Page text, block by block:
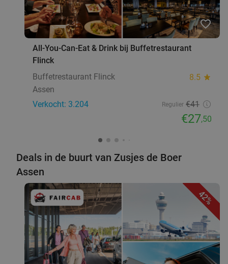
favorite_border
All-You-Can-Eat & Drink bij Buffetrestaurant
Flinck
Buffetrestaurant Flinck
8.5 star
Assen
Verkocht: 3.204
Regulier €41
€27,50
Deals in de buurt van Zusjes de Boer
Assen
42%